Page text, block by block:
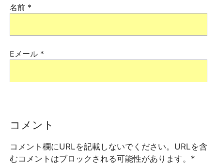
名前 *
Eメール *
コメント
コメント欄にURLを記載しないでください。URLを含
むコメントはブロックされる可能性があります。 *